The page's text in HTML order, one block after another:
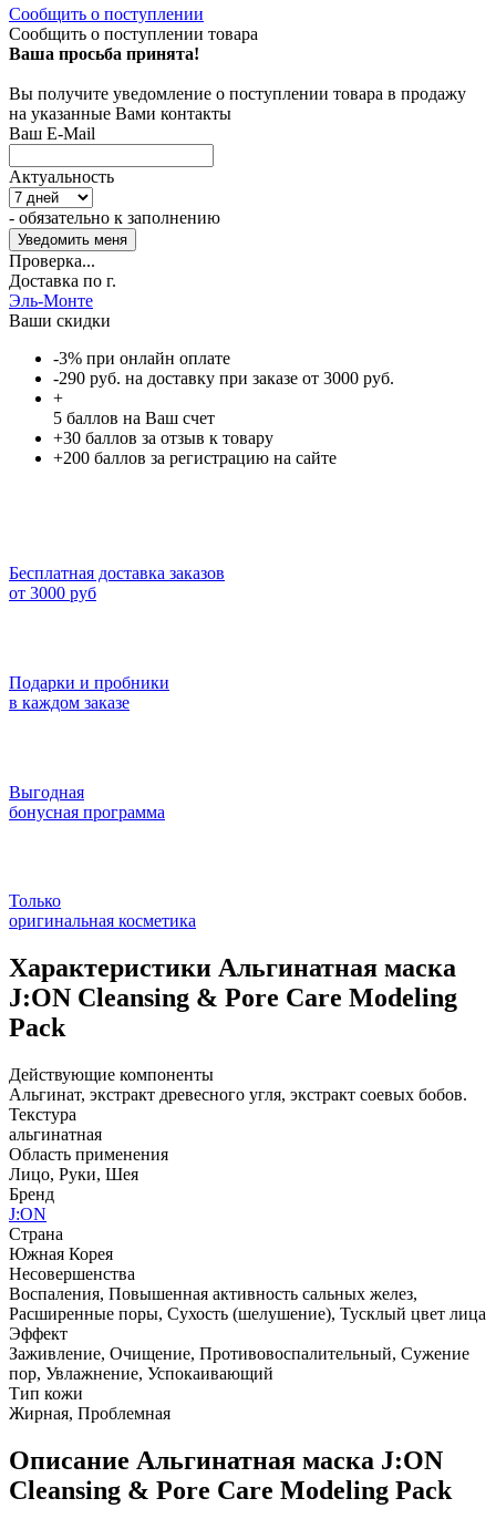
Сообщить о поступлении
Сообщить о поступлении товара
Ваша просьба принята!
Вы получите уведомление о поступлении товара в продажу
на указанные Вами контакты
Ваш E-Mail
Актуальность
- обязательно к заполнению
Проверка...
Доставка по г.
Эль-Монте
Ваши скидки
-3% при онлайн оплате
-290 руб. на доставку при заказе от 3000 руб.
+
5 баллов на Ваш счет
+30 баллов за отзыв к товару
+200 баллов за регистрацию на сайте
Бесплатная доставка заказов
от 3000 руб
Подарки и пробники
в каждом заказе
Выгодная
бонусная программа
Только
оригинальная косметика
Характеристики Альгинатная маска
J:ON Cleansing & Pore Care Modeling
Pack
Действующие компоненты
Альгинат, экстракт древесного угля, экстракт соевых бобов.
Текстура
альгинатная
Область применения
Лицо, Руки, Шея
Бренд
J:ON
Страна
Южная Корея
Несовершенства
Воспаления, Повышенная активность сальных желез,
Расширенные поры, Сухость (шелушение), Тусклый цвет лица
Эффект
Заживление, Очищение, Противовоспалительный, Сужение
пор, Увлажнение, Успокаивающий
Тип кожи
Жирная, Проблемная
Описание Альгинатная маска J:ON
Cleansing & Pore Care Modeling Pack